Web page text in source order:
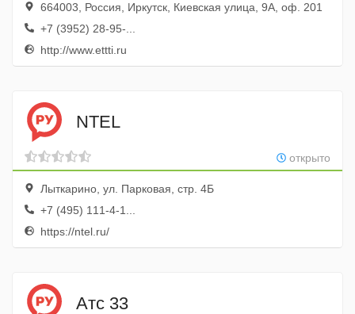
664003, Россия, Иркутск, Киевская улица, 9А, оф. 201
+7 (3952) 28-95-...
http://www.ettti.ru
NTEL
открыто
Лыткарино, ул. Парковая, стр. 4Б
+7 (495) 111-4-1...
https://ntel.ru/
Атс 33